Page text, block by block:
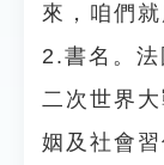
來，咱們
2.書名。
二次世界
姻及社會